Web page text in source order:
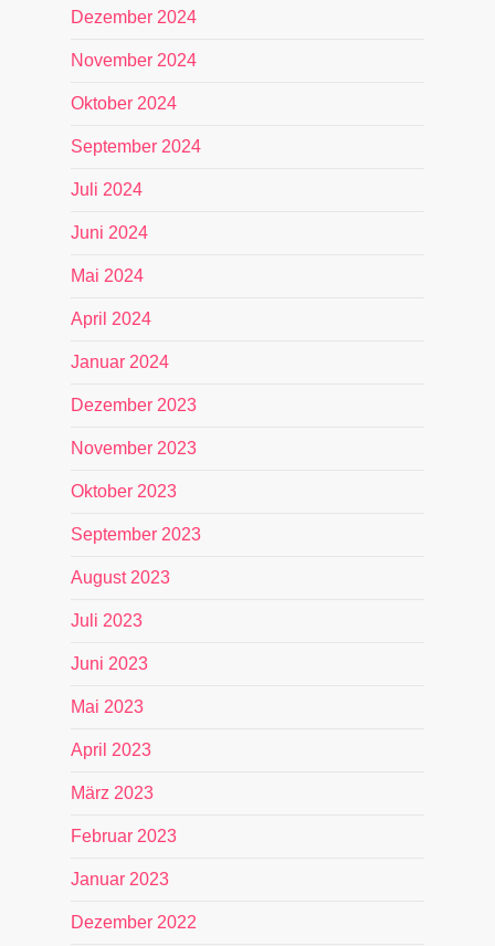
Dezember 2024
November 2024
Oktober 2024
September 2024
Juli 2024
Juni 2024
Mai 2024
April 2024
Januar 2024
Dezember 2023
November 2023
Oktober 2023
September 2023
August 2023
Juli 2023
Juni 2023
Mai 2023
April 2023
März 2023
Februar 2023
Januar 2023
Dezember 2022